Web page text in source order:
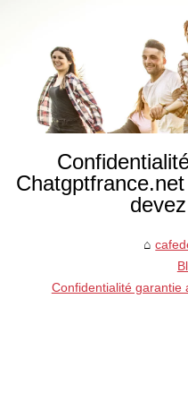
Confidentialité garantie